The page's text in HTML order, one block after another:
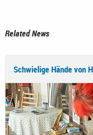
Related News
Schwielige Hände von